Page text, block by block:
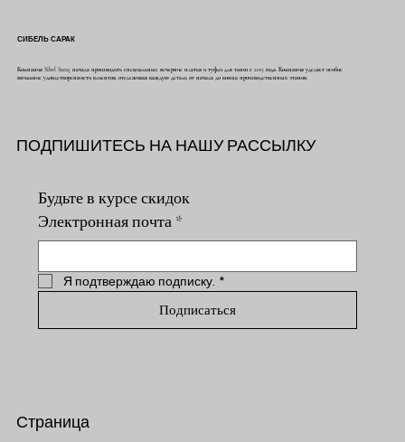
СИБЕЛЬ САРАК
Компания Sibel Saraç начала производить специальные вечерние платья и туфли для танго с 2015 года. Компания уделяет особое
внимание удовлетворенности клиентов, отслеживая каждую деталь от начала до конца производственных этапов.
ПОДПИШИТЕСЬ НА НАШУ РАССЫЛКУ
Будьте в курсе скидок
Электронная почта *
Я подтверждаю подписку. *
Подписаться
Страница